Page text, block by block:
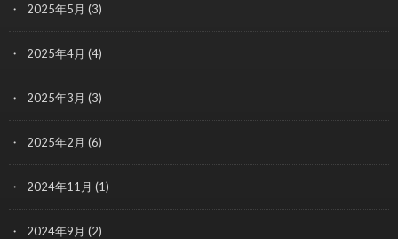
2025年5月 (3)
2025年4月 (4)
2025年3月 (3)
2025年2月 (6)
2024年11月 (1)
2024年9月 (2)